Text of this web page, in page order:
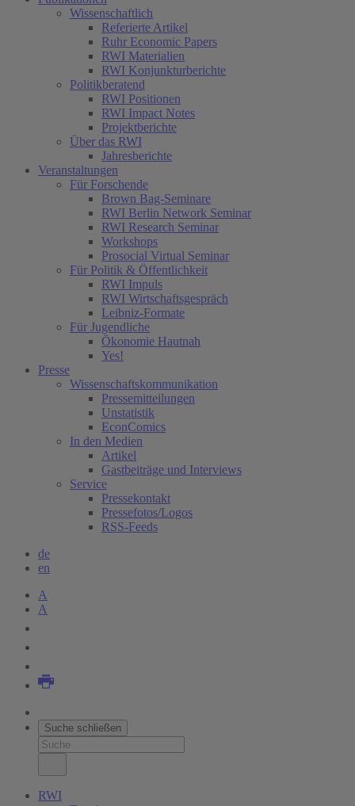
Wissenschaftlich
Referierte Artikel
Ruhr Economic Papers
RWI Materialien
RWI Konjunkturberichte
Politikberatend
RWI Positionen
RWI Impact Notes
Projektberichte
Über das RWI
Jahresberichte
Veranstaltungen
Für Forschende
Brown Bag-Seminare
RWI Berlin Network Seminar
RWI Research Seminar
Workshops
Prosocial Virtual Seminar
Für Politik & Öffentlichkeit
RWI Impuls
RWI Wirtschaftsgespräch
Leibniz-Formate
Für Jugendliche
Ökonomie Hautnah
Yes!
Presse
Wissenschaftskommunikation
Pressemitteilungen
Unstatistik
EconComics
In den Medien
Artikel
Gastbeiträge und Interviews
Service
Pressekontakt
Pressefotos/Logos
RSS-Feeds
de
en
A
A
Suche schließen
RWI